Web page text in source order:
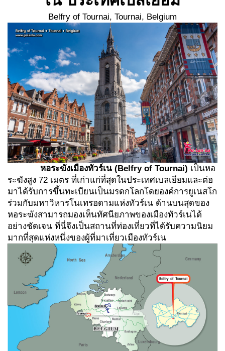
Belfry of Tournai, Tournai, Belgium
หอระฆังเมืองทัวร์เน (Belfry of Tournai) เป็นหอ
ระฆังสูง 72 เมตร ที่เก่าแก่ที่สุดในประเทศเบลเยียมและต่อ
มาได้รับการขึ้นทะเบียนเป็นมรดกโลกโดยองค์การยูเนสโก
ร่วมกับมหาวิหารโนเทรอดามแห่งทัวร์เน ด้านบนสุดของ
หอระฆังสามารถมองเห็นทัศนียภาพของเมืองทัวร์เนได้
อย่างชัดเจน ที่นี่จึงเป็นสถานที่ท่องเที่ยวที่ได้รับความนิยม
มากที่สุดแห่งหนึ่งของผู้ที่มาเที่ยวเมืองทัวร์เน